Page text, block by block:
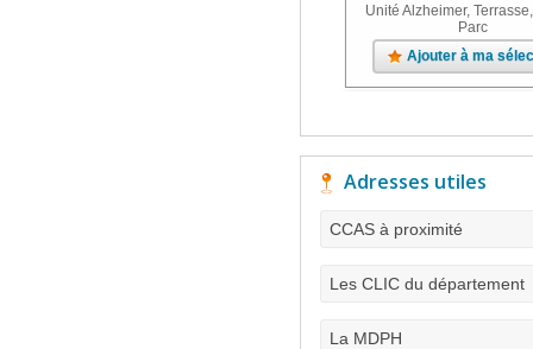
Unité Alzheimer,
Parc
Ajouter à ma
Adresses utiles
CCAS à proximité
Les CLIC du département
La MDPH